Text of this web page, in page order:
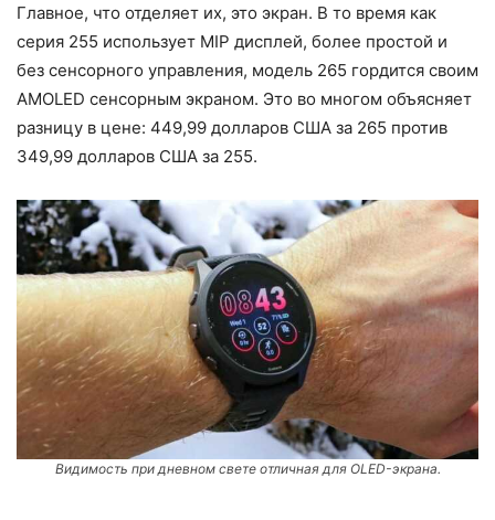
Главное, что отделяет их, это экран. В то время как
серия 255 использует MIP дисплей, более простой и
без сенсорного управления, модель 265 гордится своим
AMOLED сенсорным экраном. Это во многом объясняет
разницу в цене: 449,99 долларов США за 265 против
349,99 долларов США за 255.
Видимость при дневном свете отличная для OLED-экрана.